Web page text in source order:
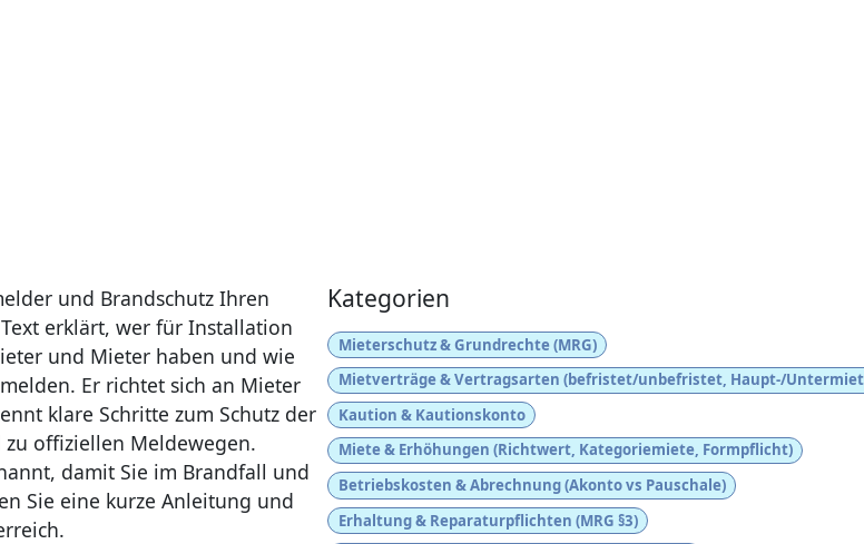
und Brandschutz Ihren
erklärt, wer für Installation
und Mieter haben und wie
Er richtet sich an Mieter
klare Schritte zum Schutz der
offiziellen Meldewegen.
damit Sie im Brandfall und
Sie eine kurze Anleitung und
Kategorien
Mieterschutz & Grundrechte (MRG)
Mietverträge & Vertragsarten (befristet/unbefristet, Haupt-/
Kaution & Kautionskonto
Miete & Erhöhungen (Richtwert, Kategoriemiete, Formpflicht)
Betriebskosten & Abrechnung (Akonto vs Pauschale)
Erhaltung & Reparaturpflichten (MRG §3)